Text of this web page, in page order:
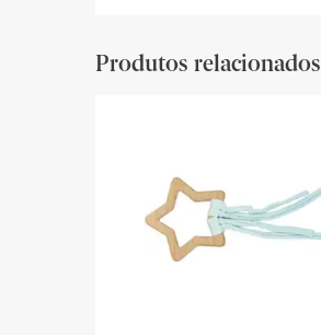
Produtos relacionados